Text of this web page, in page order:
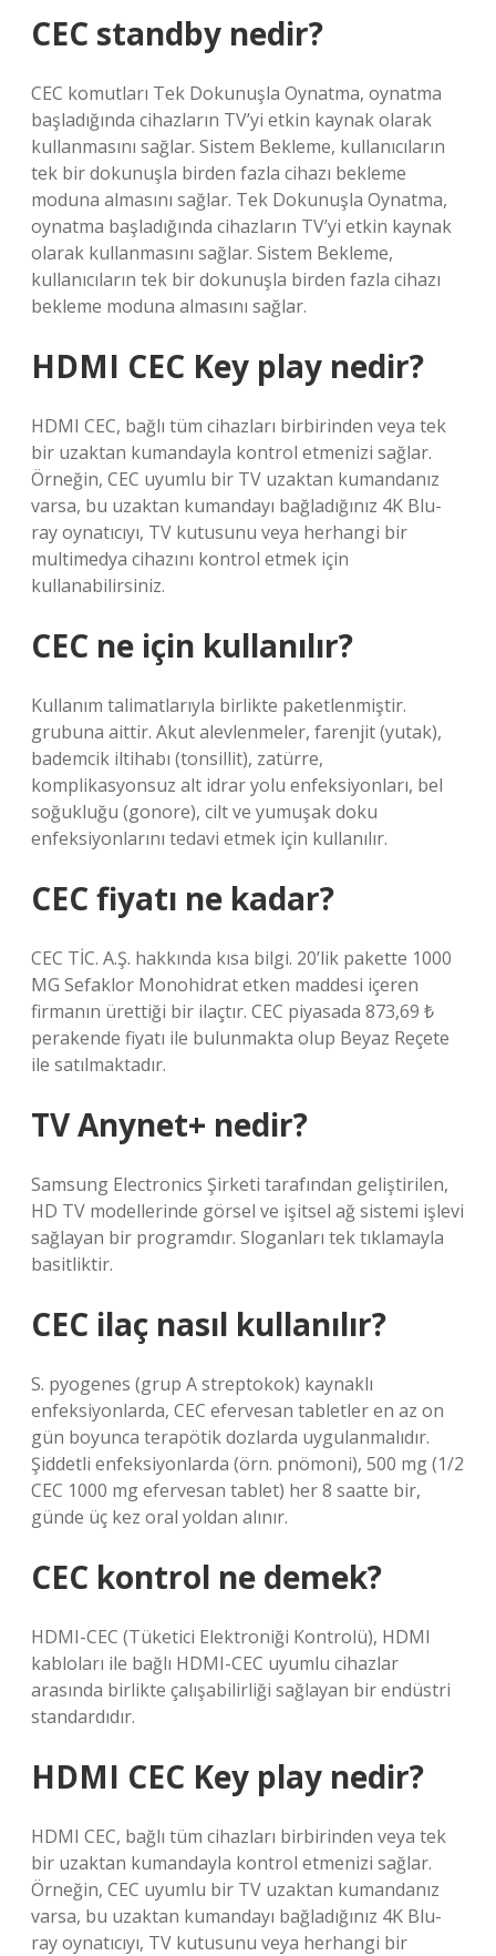
CEC standby nedir?
CEC komutları Tek Dokunuşla Oynatma, oynatma
başladığında cihazların TV’yi etkin kaynak olarak
kullanmasını sağlar. Sistem Bekleme, kullanıcıların
tek bir dokunuşla birden fazla cihazı bekleme
moduna almasını sağlar. Tek Dokunuşla Oynatma,
oynatma başladığında cihazların TV’yi etkin kaynak
olarak kullanmasını sağlar. Sistem Bekleme,
kullanıcıların tek bir dokunuşla birden fazla cihazı
bekleme moduna almasını sağlar.
HDMI CEC Key play nedir?
HDMI CEC, bağlı tüm cihazları birbirinden veya tek
bir uzaktan kumandayla kontrol etmenizi sağlar.
Örneğin, CEC uyumlu bir TV uzaktan kumandanız
varsa, bu uzaktan kumandayı bağladığınız 4K Blu-
ray oynatıcıyı, TV kutusunu veya herhangi bir
multimedya cihazını kontrol etmek için
kullanabilirsiniz.
CEC ne için kullanılır?
Kullanım talimatlarıyla birlikte paketlenmiştir.
grubuna aittir. Akut alevlenmeler, farenjit (yutak),
bademcik iltihabı (tonsillit), zatürre,
komplikasyonsuz alt idrar yolu enfeksiyonları, bel
soğukluğu (gonore), cilt ve yumuşak doku
enfeksiyonlarını tedavi etmek için kullanılır.
CEC fiyatı ne kadar?
CEC TİC. A.Ş. hakkında kısa bilgi. 20’lik pakette 1000
MG Sefaklor Monohidrat etken maddesi içeren
firmanın ürettiği bir ilaçtır. CEC piyasada 873,69 ₺
perakende fiyatı ile bulunmakta olup Beyaz Reçete
ile satılmaktadır.
TV Anynet+ nedir?
Samsung Electronics Şirketi tarafından geliştirilen,
HD TV modellerinde görsel ve işitsel ağ sistemi işlevi
sağlayan bir programdır. Sloganları tek tıklamayla
basitliktir.
CEC ilaç nasıl kullanılır?
S. pyogenes (grup A streptokok) kaynaklı
enfeksiyonlarda, CEC efervesan tabletler en az on
gün boyunca terapötik dozlarda uygulanmalıdır.
Şiddetli enfeksiyonlarda (örn. pnömoni), 500 mg (1/2
CEC 1000 mg efervesan tablet) her 8 saatte bir,
günde üç kez oral yoldan alınır.
CEC kontrol ne demek?
HDMI-CEC (Tüketici Elektroniği Kontrolü), HDMI
kabloları ile bağlı HDMI-CEC uyumlu cihazlar
arasında birlikte çalışabilirliği sağlayan bir endüstri
standardıdır.
HDMI CEC Key play nedir?
HDMI CEC, bağlı tüm cihazları birbirinden veya tek
bir uzaktan kumandayla kontrol etmenizi sağlar.
Örneğin, CEC uyumlu bir TV uzaktan kumandanız
varsa, bu uzaktan kumandayı bağladığınız 4K Blu-
ray oynatıcıyı, TV kutusunu veya herhangi bir